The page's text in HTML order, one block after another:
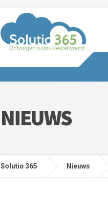
NIEUWS
Solutio 365 Nieuws